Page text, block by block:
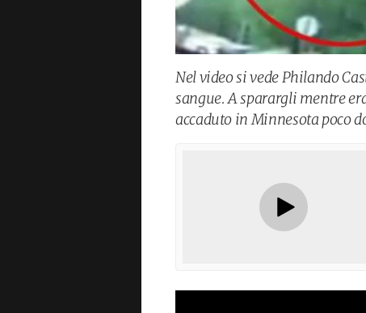
Nel video si vede Philando
sangue. A sparargli mentre
accaduto in Minnesota poco